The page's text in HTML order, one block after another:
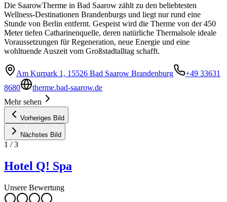
Die SaarowTherme in Bad Saarow zählt zu den beliebtesten
Wellness-Destinationen Brandenburgs und liegt nur rund eine
Stunde von Berlin entfernt. Gespeist wird die Therme von der 450
Meter tiefen Catharinenquelle, deren natürliche Thermalsole ideale
Voraussetzungen für Regeneration, neue Energie und eine
wohltuende Auszeit vom Großstadtalltag schafft.
Am Kurpark 1, 15526 Bad Saarow Brandenburg
+49 33631
8680
therme.bad-saarow.de
Mehr sehen
Vorheriges Bild
Nächstes Bild
1 /3
Hotel Q! Spa
Unsere Bewertung